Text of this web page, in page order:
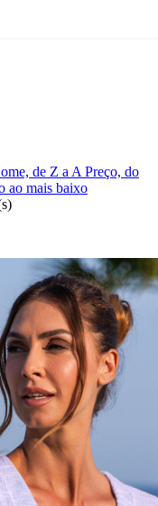
de Z a APreço, do
ao mais baixo